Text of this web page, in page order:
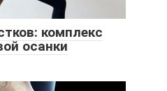
комплекс
осанки